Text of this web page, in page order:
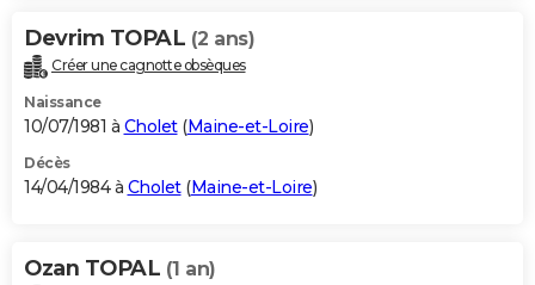
Devrim TOPAL (2 ans)
Créer une cagnotte obsèques
Naissance
10/07/1981 à Cholet(Maine-et-Loire)
Décès
14/04/1984 à Cholet(Maine-et-Loire)
Ozan TOPAL (1 an)